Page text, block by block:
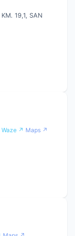
19,1, SAN
Waze ↗ Maps ↗